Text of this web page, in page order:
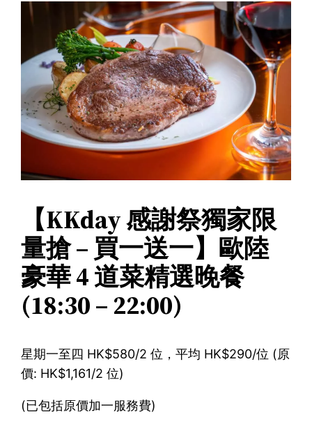
【KKday 感謝祭獨家限
量搶 – 買一送一】歐陸
豪華 4 道菜精選晚餐
(18:30 – 22:00)
星期一至四 HK$580/2 位，平均 HK$290/位 (原
價: HK$1,161/2 位)
(已包括原價加一服務費)